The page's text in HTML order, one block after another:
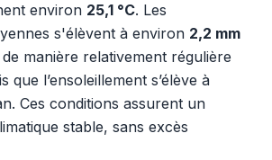
environ 25,1 °C. Les
s'élèvent à environ 2,2 mm
manière relativement régulière
que l’ensoleillement s’élève à
Ces conditions assurent un
stable, sans excès